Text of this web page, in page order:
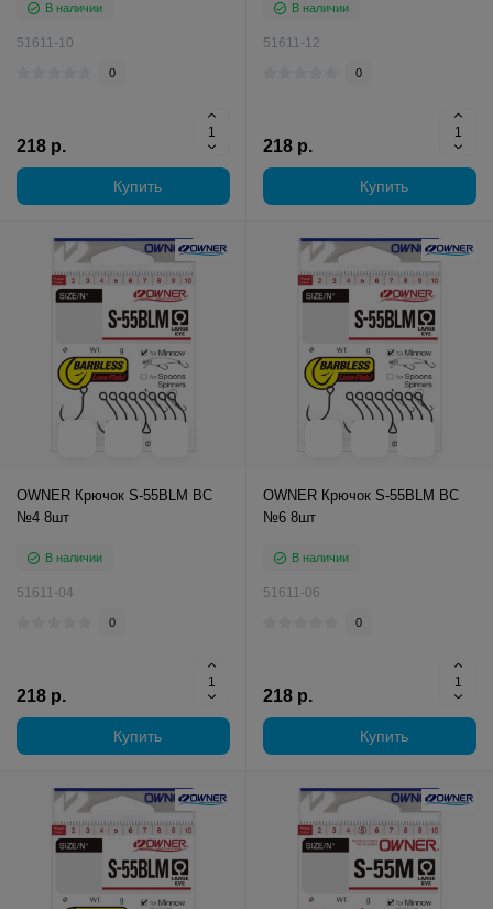
В наличии
51611-10
0
218 р.
Купить
В наличии
51611-12
0
218 р.
Купить
OWNER Крючок S-55BLM BC
№4 8шт
В наличии
51611-04
0
218 р.
Купить
OWNER Крючок S-55BLM BC
№6 8шт
В наличии
51611-06
0
218 р.
Купить